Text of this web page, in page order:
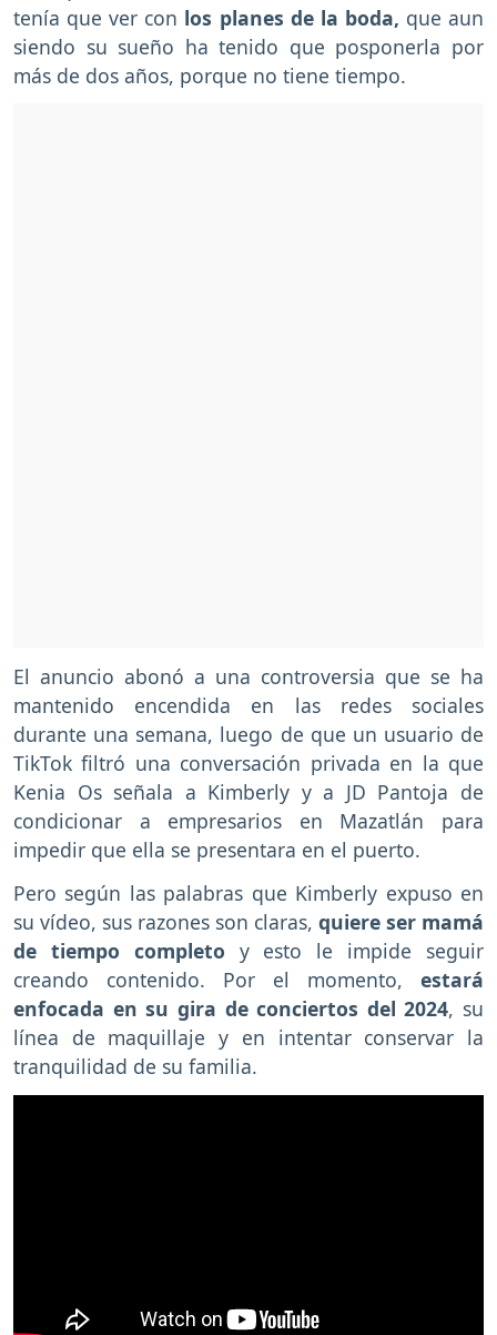
tenía que ver con los planes de la boda, que aun
siendo su sueño ha tenido que posponerla por
más de dos años, porque no tiene tiempo.
El anuncio abonó a una controversia que se ha
mantenido encendida en las redes sociales
durante una semana, luego de que un usuario de
TikTok filtró una conversación privada en la que
Kenia Os señala a Kimberly y a JD Pantoja de
condicionar a empresarios en Mazatlán para
impedir que ella se presentara en el puerto.
Pero según las palabras que Kimberly expuso en
su vídeo, sus razones son claras, quiere ser mamá
de tiempo completo y esto le impide seguir
creando contenido. Por el momento, estará
enfocada en su gira de conciertos del 2024, su
línea de maquillaje y en intentar conservar la
tranquilidad de su familia.